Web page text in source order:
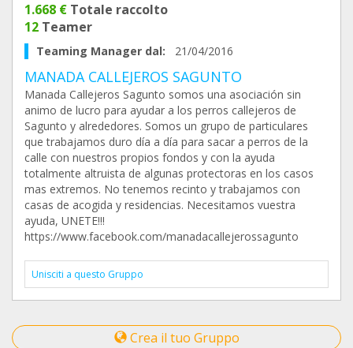
1.668 € Totale raccolto
12 Teamer
Teaming Manager dal: 21/04/2016
MANADA CALLEJEROS SAGUNTO
Manada Callejeros Sagunto somos una asociación sin
animo de lucro para ayudar a los perros callejeros de
Sagunto y alrededores. Somos un grupo de particulares
que trabajamos duro día a día para sacar a perros de la
calle con nuestros propios fondos y con la ayuda
totalmente altruista de algunas protectoras en los casos
mas extremos. No tenemos recinto y trabajamos con
casas de acogida y residencias. Necesitamos vuestra
ayuda, UNETE!!!
https://www.facebook.com/manadacallejerossagunto
Unisciti a questo Gruppo
Crea il tuo Gruppo